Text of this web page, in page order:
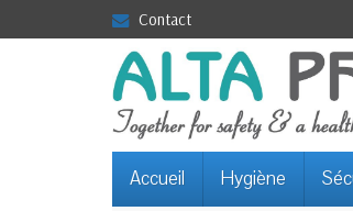
Contact
Accueil Hygiène